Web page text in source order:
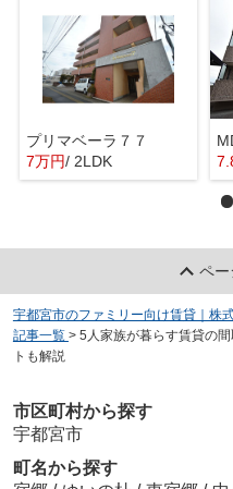
プリマベーラ７７
7万円/ 2LDK
ペ
宇都宮市のファミリー向け賃貸｜株
記事一覧 > 5人家族が暮らす賃貸の
トも解説
市区町村から探す
宇都宮市
町名から探す